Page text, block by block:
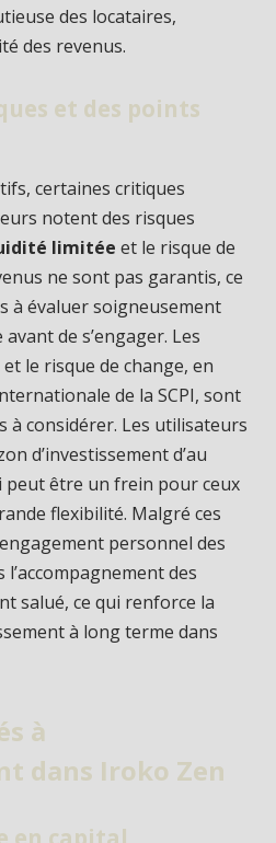
des locataires,
des revenus.
et des points
certaines critiques
notent des risques
limitée et le risque de
ne sont pas garantis, ce
à évaluer soigneusement
de s’engager. Les
le risque de change, en
de la SCPI, sont
à considérer. Les utilisateurs
d’investissement d’au
peut être un frein pour ceux
flexibilité. Malgré ces
personnel des
des
salué, ce qui renforce la
à long terme dans
à
dans Iroko Zen